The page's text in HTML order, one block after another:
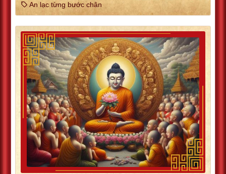
An lạc từng bước chân